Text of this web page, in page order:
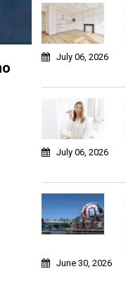
July 06, 2026
July 06, 2026
June 30, 2026